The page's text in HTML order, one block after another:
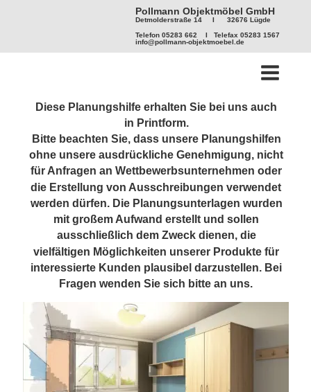
Diese Planungshilfe erhalten Sie bei uns auch
in Printform.
Bitte beachten Sie, dass unsere Planungshilfen
ohne unsere ausdrückliche Genehmigung, nicht
für Anfragen an Wettbewerbsunternehmen oder
die Erstellung von Ausschreibungen verwendet
werden dürfen. Die Planungsunterlagen wurden
mit großem Aufwand erstellt und sollen
ausschließlich dem Zweck dienen, die
vielfältigen Möglichkeiten unserer Produkte für
interessierte Kunden plausibel darzustellen. Bei
Fragen wenden Sie sich bitte an uns.
Pollmann Objektmöbel GmbH
Detmolderstraße 14     I      32676 Lügde
Telefon 05283 662    I   Telefax 05283 1567
info@pollmann-objektmoebel.de